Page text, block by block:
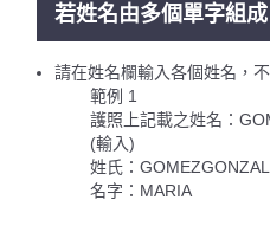
若姓名由多個單字組成
請在姓名欄輸入各個姓名，
範例 1
護照上記載之姓名：
(輸入)
姓氏：
名字：MARIA